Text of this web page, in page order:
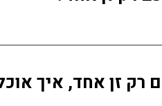
רק זן אחד, איך